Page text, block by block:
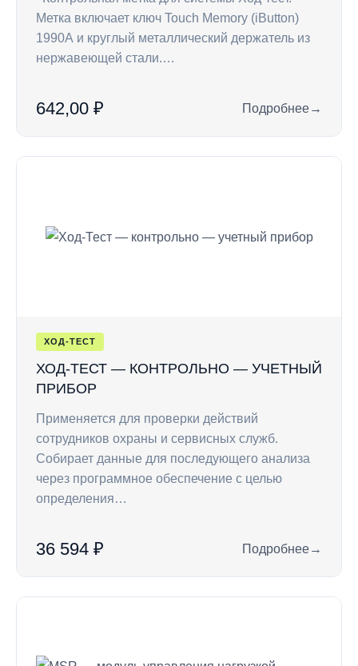
Метка включает ключ Touch Memory (iButton)
1990А и круглый металлический держатель из
нержавеющей стали.…
642,00 ₽ Подробнее
: CP — ключ Touch
→
ХОД-ТЕСТ
ХОД-ТЕСТ — КОНТРОЛЬНО — УЧЕТНЫЙ
ПРИБОР
Применяется для проверки действий
сотрудников охраны и сервисных служб.
Собирает данные для последующего анализа
через программное обеспечение с целью
определения…
36 594 ₽ Подробнее
: Ход-Тест —
→